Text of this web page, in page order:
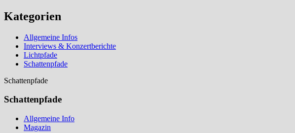
Kategorien
Allgemeine Infos
Interviews & Konzertberichte
Lichtpfade
Schattenpfade
Schattenpfade
Schattenpfade
Allgemeine Info
Magazin